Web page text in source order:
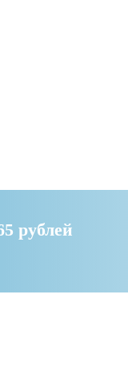
рублей